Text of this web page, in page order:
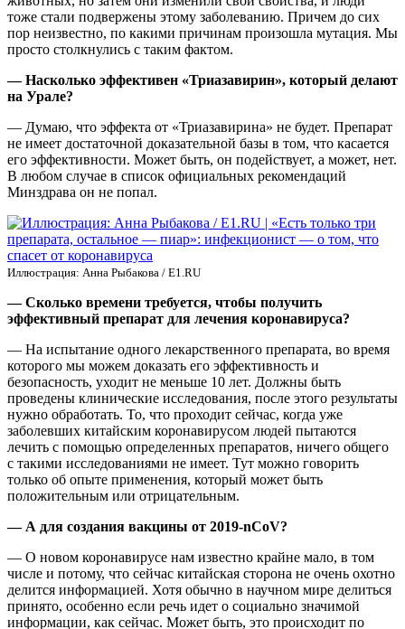
тоже стали подвержены этому заболеванию. Причем до сих
пор неизвестно, по какими причинам произошла мутация. Мы
просто столкнулись с таким фактом.
— Насколько эффективен «Триазавирин», который делают
на Урале?
— Думаю, что эффекта от «Триазавирина» не будет. Препарат
не имеет достаточной доказательной базы в том, что касается
его эффективности. Может быть, он подействует, а может, нет.
В любом случае в список официальных рекомендаций
Минздрава он не попал.
Иллюстрация: Анна Рыбакова / Е1.RU
— Сколько времени требуется, чтобы получить
эффективный препарат для лечения коронавируса?
— На испытание одного лекарственного препарата, во время
которого мы можем доказать его эффективность и
безопасность, уходит не меньше 10 лет. Должны быть
проведены клинические исследования, после этого результаты
нужно обработать. То, что проходит сейчас, когда уже
заболевших китайским коронавирусом людей пытаются
лечить с помощью определенных препаратов, ничего общего
с такими исследованиями не имеет. Тут можно говорить
только об опыте применения, который может быть
положительным или отрицательным.
— А для создания вакцины от 2019-nCoV?
— О новом коронавирусе нам известно крайне мало, в том
числе и потому, что сейчас китайская сторона не очень охотно
делится информацией. Хотя обычно в научном мире делиться
принято, особенно если речь идет о социально значимой
информации, как сейчас. Может быть, это происходит по